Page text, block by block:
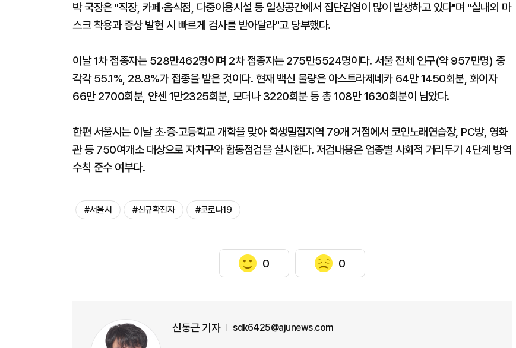
박 국장은 "직장, 카페·음식점, 다중이용시설 등 일상공간에서 집단감염이 많이 발생하고 있다"며 "실내외 마
스크 착용과 증상 발현 시 빠르게 검사를 받아달라"고 당부했다.
이날 1차 접종자는 528만462명이며 2차 접종자는 275만5524명이다. 서울 전체 인구(약 957만명) 중
각각 55.1%, 28.8%가 접종을 받은 것이다. 현재 백신 물량은 아스트라제네카 64만 1450회분, 화이자
66만 2700회분, 얀센 1만2325회분, 모더나 3220회분 등 총 108만 1630회분이 남았다.
한편 서울시는 이날 초·증·고등학교 개학을 맞아 학생밀집지역 79개 거점에서 코인노래연습장, PC방, 영화
관 등 750여개소 대상으로 자치구와 합동점검을 실시한다. 저검내용은 업종별 사회적 거리두기 4단계 방역
수칙 준수 여부다.
#서울시 #신규확진자 #코로나19
0 0
신동근 기자 sdk6425@ajunews.com